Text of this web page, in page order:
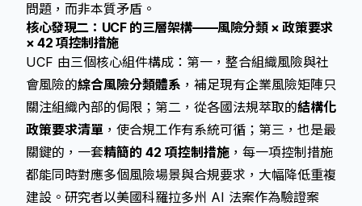
問題，而非本質矛盾。
核心發現二：UCF 的三層架構——風險分類 × 政策要求
× 42 項控制措施
UCF 由三個核心組件構成：第一，整合組織風險與社
會風險的綜合風險分類體系 ，補足現有企業風險矩陣只
關注組織內部的侷限；第二，從各國法規萃取的結構化
政策要求清單 ，使合規工作有系統可循；第三，也是最
關鍵的，一套精簡的 42 項控制措施 ，每一項控制措施
都能同時對應多個風險場景與合規要求，大幅降低重複
建設。研究者以美國科羅拉多州 AI 法案作為驗證案